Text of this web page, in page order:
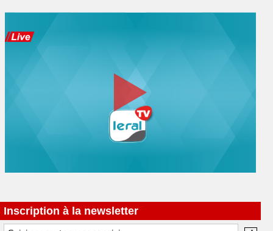
Inscription à la newsletter